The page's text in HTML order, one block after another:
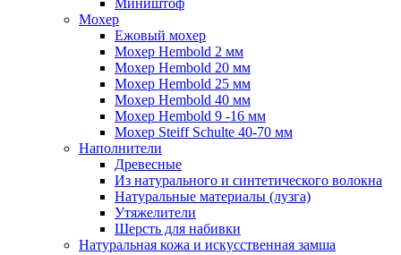
Мохер
Ежовый мохер
Мохер Hembold 2 мм
Мохер Hembold 20 мм
Мохер Hembold 25 мм
Мохер Hembold 40 мм
Мохер Hembold 9 -16 мм
Мохер Steiff Schulte 40-70 мм
Наполнители
Древесные
Из натурального и синтетического волокна
Натуральные материалы (лузга)
Утяжелители
Шерсть для набивки
Натуральная кожа и искусственная замша